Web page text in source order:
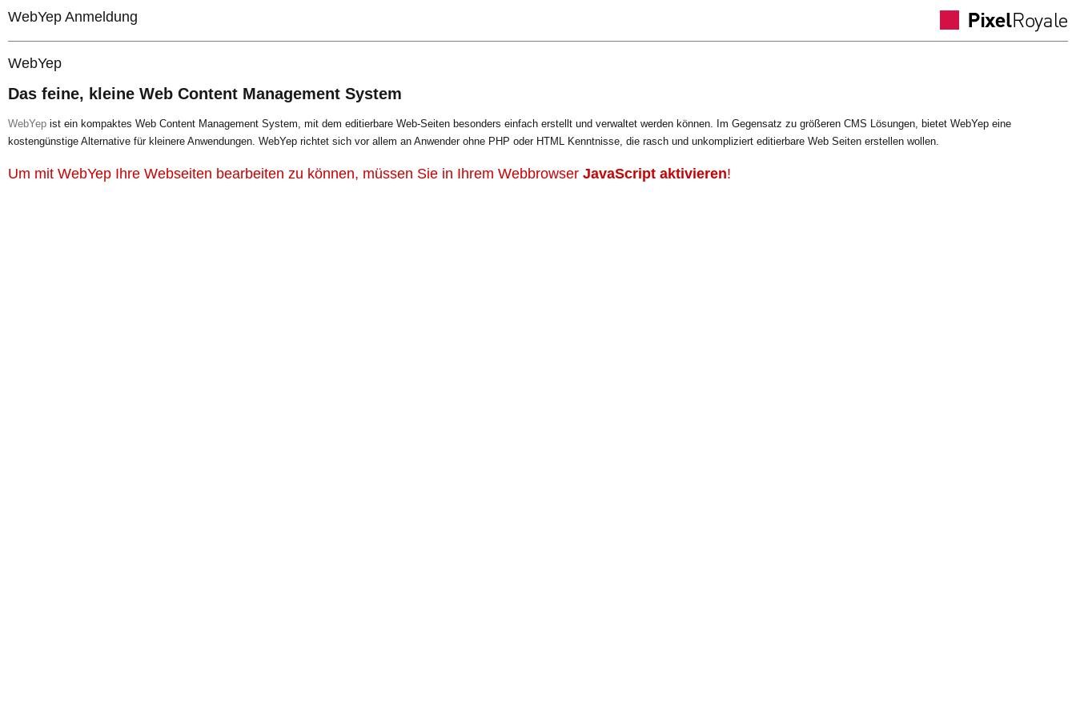
WebYep Anmeldung
WebYep
Das feine, kleine Web Content Management System
WebYep ist ein kompaktes Web Content Management System, mit dem editierbare Web-Seiten besonders einfach erstellt und verwaltet werden können. Im Gegensatz zu größeren CMS Lösungen, bietet WebYep eine
kostengünstige Alternative für kleinere Anwendungen. WebYep richtet sich vor allem an Anwender ohne PHP oder HTML Kenntnisse, die rasch und unkompliziert editierbare Web Seiten erstellen wollen.
Um mit WebYep Ihre Webseiten bearbeiten zu können, müssen Sie in Ihrem Webbrowser JavaScript aktivieren!